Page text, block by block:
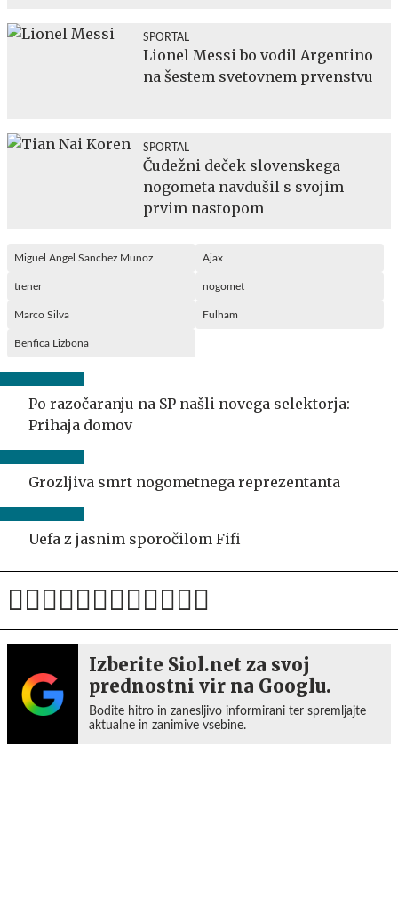
SPORTAL
Lionel Messi bo vodil Argentino
na šestem svetovnem prvenstvu
SPORTAL
Čudežni deček slovenskega
nogometa navdušil s svojim
prvim nastopom
Miguel Angel Sanchez Munoz Ajax
trener nogomet
Marco Silva Fulham
Benfica Lizbona
Po razočaranju na SP našli novega selektorja:
Prihaja domov
Grozljiva smrt nogometnega reprezentanta
Uefa z jasnim sporočilom Fifi
Izberite Siol.net za svoj
prednostni vir na Googlu.
Bodite hitro in zanesljivo informirani ter spremljajte
aktualne in zanimive vsebine.